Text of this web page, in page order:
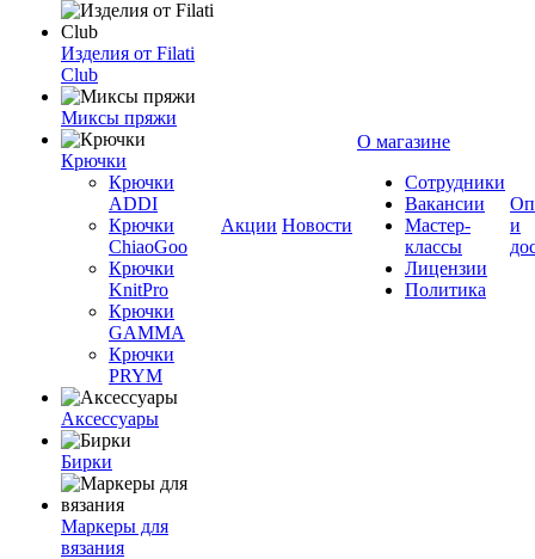
Изделия от Filati
Club
Миксы пряжи
Крючки
Крючки
ADDI
Крючки
ChiaoGoo
Крючки
KnitPro
Крючки
GAMMA
Крючки
PRYM
Аксессуары
Бирки
Маркеры для
вязания
Акции Новости
О магазине
Сотрудники
Вакансии
Мастер-
классы
Лицензии
Политика
и